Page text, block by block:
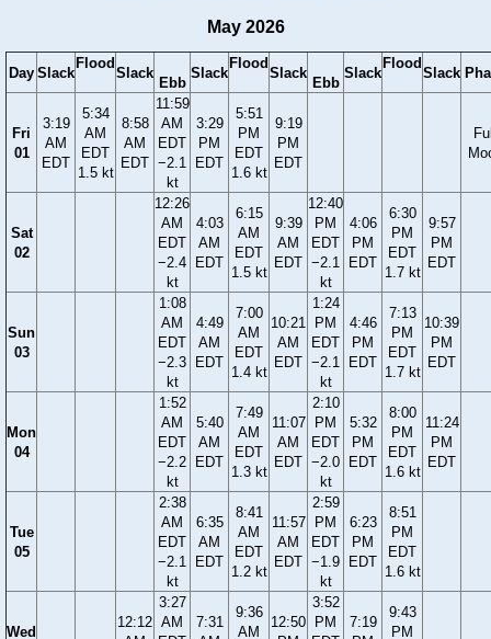
May 2026
Day Slack
Flood
Slack
Ebb
Slack
Flood
Slack
Ebb
Slack
Flood
Slack
Fri
01
3:19
AM
EDT
5:34
AM
EDT
1.5 kt
8:58
AM
EDT
11:59
AM
EDT
−2.1
kt
3:29
PM
EDT
5:51
PM
EDT
1.6 kt
9:19
PM
EDT
Sat
02
12:26
AM
EDT
−2.4
kt
4:03
AM
EDT
6:15
AM
EDT
1.5 kt
9:39
AM
EDT
12:40
PM
EDT
−2.1
kt
4:06
PM
EDT
6:30
PM
EDT
1.7 kt
9:57
PM
EDT
Sun
03
1:08
AM
EDT
−2.3
kt
4:49
AM
EDT
7:00
AM
EDT
1.4 kt
10:21
AM
EDT
1:24
PM
EDT
−2.1
kt
4:46
PM
EDT
7:13
PM
EDT
1.7 kt
10:39
PM
EDT
Mon
04
1:52
AM
EDT
−2.2
kt
5:40
AM
EDT
7:49
AM
EDT
1.3 kt
11:07
AM
EDT
2:10
PM
EDT
−2.0
kt
5:32
PM
EDT
8:00
PM
EDT
1.6 kt
11:24
PM
EDT
Tue
05
2:38
AM
EDT
−2.1
kt
6:35
AM
EDT
8:41
AM
EDT
1.2 kt
11:57
AM
EDT
2:59
PM
EDT
−1.9
kt
6:23
PM
EDT
8:51
PM
EDT
1.6 kt
Wed
12:12
3:27
AM
7:31
9:36
AM
12:50
3:52
PM
7:19
9:43
PM